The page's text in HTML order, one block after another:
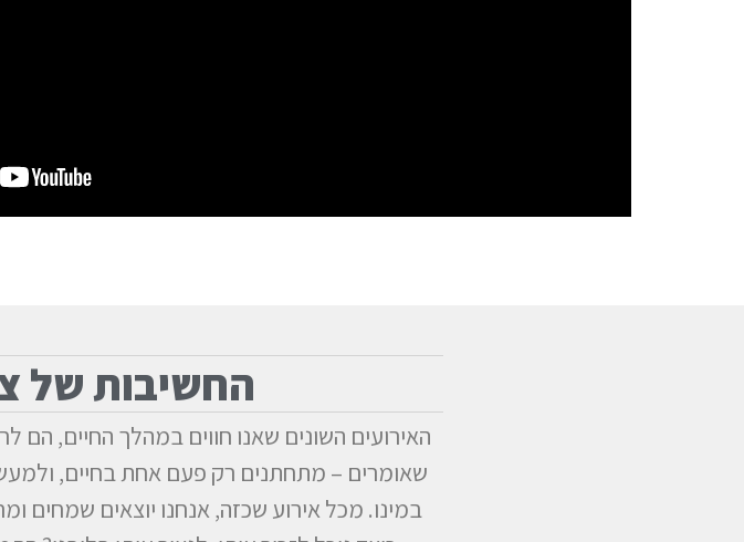
החשיבות של
האירועים השונים שאנו חווים במהלך החיים, הם
שאומרים – מתחתנים רק פעם אחת בחיים,
במינו. מכל אירוע שכזה, אנחנו יוצאים שמחים